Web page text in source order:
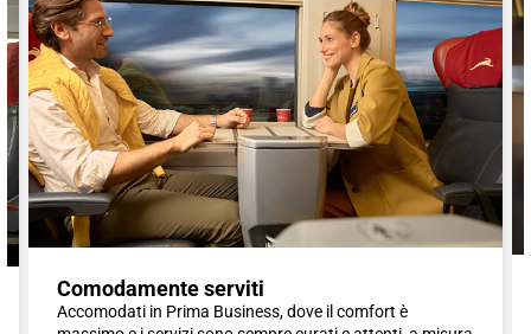
Comodamente serviti
Accomodati in Prima Business, dove il comfort è